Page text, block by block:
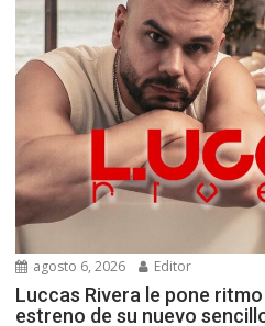
agosto 6, 2026 Editor
Luccas Rivera le pone
estreno de su nuevo